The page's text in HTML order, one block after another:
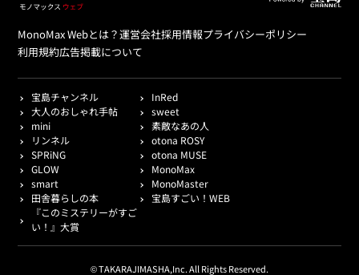
MonoMax Webとは？運営会社採用情報プライバシーポリシー
利用規約広告掲載について
宝島チャンネル
InRed
大人のおしゃれ手帖
sweet
mini
素敵なあの人
リンネル
otona ROSY
SPRiNG
otona MUSE
GLOW
MonoMax
smart
MonoMaster
田舎暮らしの本
宝島すごい！WEB
『このミステリーがすご
い！』大賞
© TAKARAJIMASHA,Inc. All Rights Reserved.